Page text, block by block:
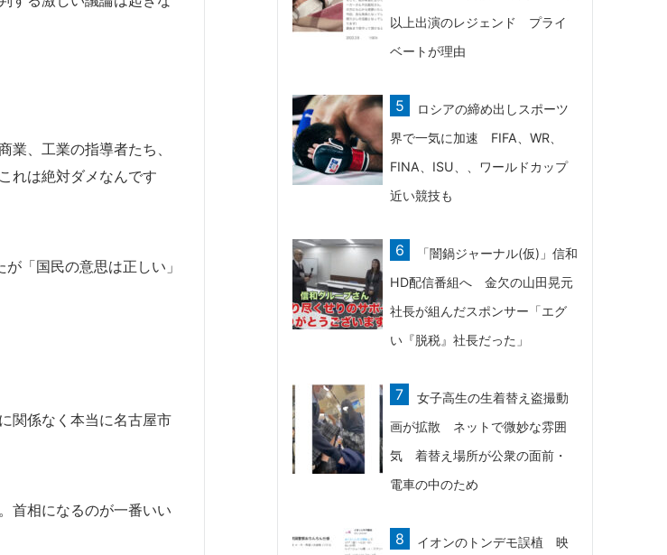
業、工業の指導者たち、
れは絶対ダメなんです
「国民の意思は正しい」
関係なく本当に名古屋市
首相になるのが一番いい
以上出演のレジェンド プライ
ベートが理由
ロシアの締め出しスポーツ
界で一気に加速 FIFA、WR、
FINA、ISU、、ワールドカップ
近い競技も
「闇鍋ジャーナル(仮)」信和
HD配信番組へ 金欠の山田晃元
社長が組んだスポンサー「エグ
い『脱税』社長だった」
女子高生の生着替え盗撮動
画が拡散 ネットで微妙な雰囲
気 着替え場所が公衆の面前・
電車の中のため
イオンのトンデモ誤植 映